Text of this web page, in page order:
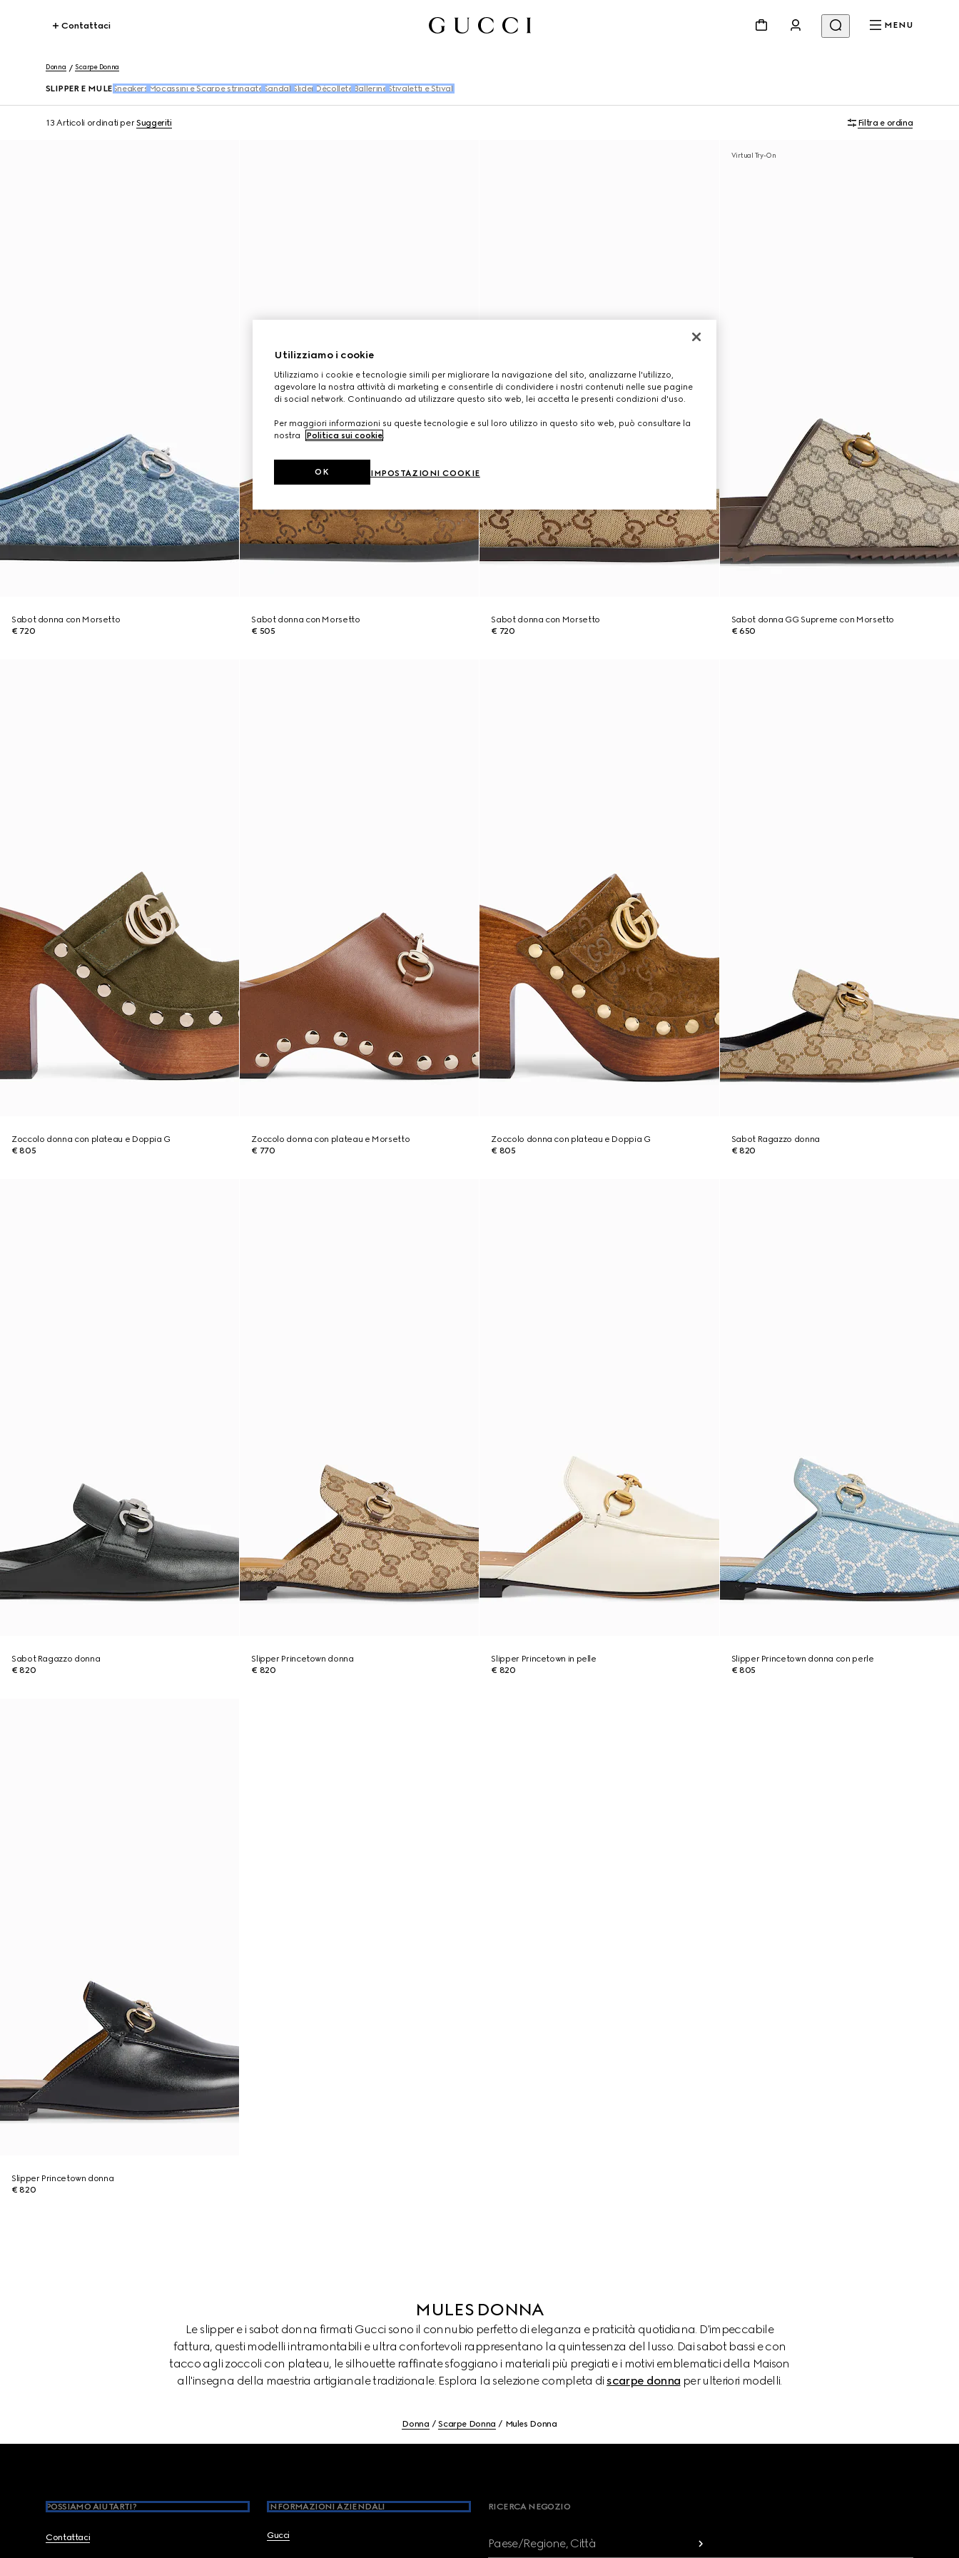
Contattaci MENU
Donna Scarpe Donna
SLIPPER E MULE Sneakers Mocassini e Scarpe stringate Sandali Slider Décolleté Ballerine Stivaletti e Stivali
13 Articoli ordinati perSuggeriti Filtra e ordina
Sabot donna con Morsetto
€ 720
Sabot donna con Morsetto
€ 505
Sabot donna con Morsetto
€ 720
Virtual Try-On
Sabot donna GG Supreme con Morsetto
€ 650
Zoccolo donna con plateau e Doppia G
€ 805
Zoccolo donna con plateau e Morsetto
€ 770
Zoccolo donna con plateau e Doppia G
€ 805
Sabot Ragazzo donna
€ 820
Sabot Ragazzo donna
€ 820
Slipper Princetown donna
€ 820
Slipper Princetown in pelle
€ 820
Slipper Princetown donna con perle
€ 805
Slipper Princetown donna
€ 820
MULES DONNA
Le slipper e i sabot donna firmati Gucci sono il connubio perfetto di eleganza e praticità quotidiana. D'impeccabile
fattura, questi modelli intramontabili e ultra confortevoli rappresentano la quintessenza del lusso. Dai sabot bassi e con
tacco agli zoccoli con plateau, le silhouette raffinate sfoggiano i materiali più pregiati e i motivi emblematici della Maison
all'insegna della maestria artigianale tradizionale. Esplora la selezione completa di scarpe donna per ulteriori modelli.
Donna Scarpe Donna Mules Donna
POSSIAMO AIUTARTI?
Contattaci
INFORMAZIONI AZIENDALI
Gucci
RICERCA NEGOZIO
Paese/Regione, Città
Utilizziamo i cookie
Utilizziamo i cookie e tecnologie simili per migliorare la navigazione del sito, analizzarne l'utilizzo,
agevolare la nostra attività di marketing e consentirle di condividere i nostri contenuti nelle sue pagine
di social network. Continuando ad utilizzare questo sito web, lei accetta le presenti condizioni d'uso.
Per maggiori informazioni su queste tecnologie e sul loro utilizzo in questo sito web, può consultare la
nostra
Politica sui cookie.
IMPOSTAZIONI COOKIE
OK